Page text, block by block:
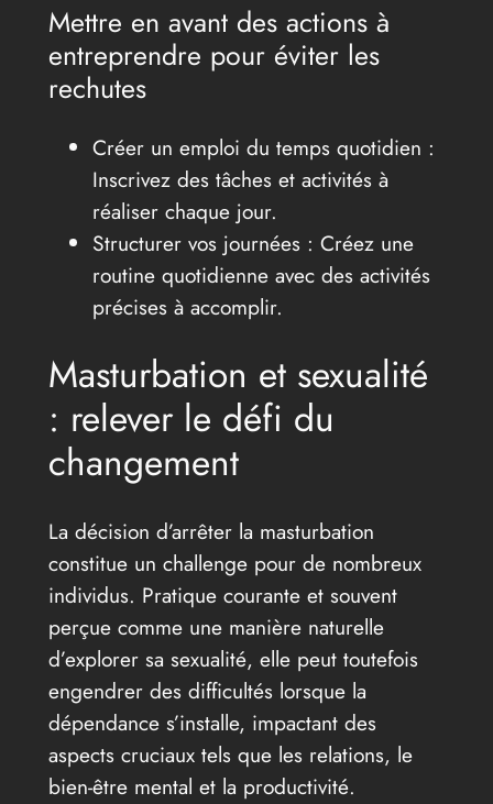
Mettre en avant des actions à
entreprendre pour éviter les
rechutes
Créer un emploi du temps quotidien :
Inscrivez des tâches et activités à
réaliser chaque jour.
Structurer vos journées : Créez une
routine quotidienne avec des activités
précises à accomplir.
Masturbation et sexualité
: relever le défi du
changement
La décision d’arrêter la masturbation
constitue un challenge pour de nombreux
individus. Pratique courante et souvent
perçue comme une manière naturelle
d’explorer sa sexualité, elle peut toutefois
engendrer des difficultés lorsque la
dépendance s’installe, impactant des
aspects cruciaux tels que les relations, le
bien-être mental et la productivité.